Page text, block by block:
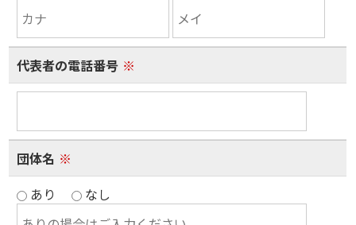
代表者の電話番号 ※
団体名 ※
あり
なし